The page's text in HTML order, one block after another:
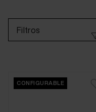
Filtros
CONFIGURABLE